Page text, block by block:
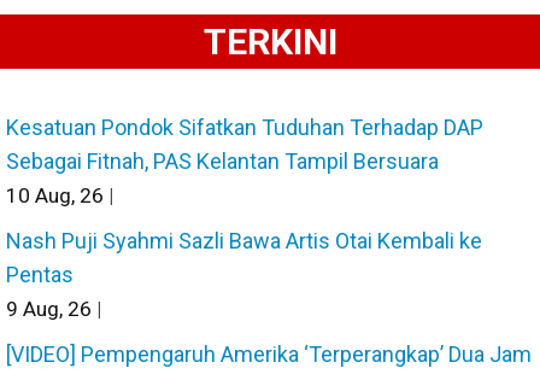
TERKINI
Kesatuan Pondok Sifatkan Tuduhan Terhadap DAP
Sebagai Fitnah, PAS Kelantan Tampil Bersuara
10 Aug, 26 |
Nash Puji Syahmi Sazli Bawa Artis Otai Kembali ke
Pentas
9 Aug, 26 |
[VIDEO] Pempengaruh Amerika ‘Terperangkap’ Dua Jam